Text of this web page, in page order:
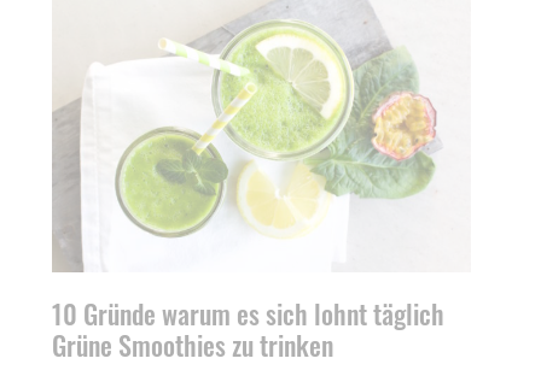
10 Gründe warum es sich lohnt täglich
Grüne Smoothies zu trinken